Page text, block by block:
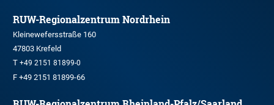
RUW-Regionalzentrum Nordrhein
Kleinewefersstraße 160
47803 Krefeld
T +49 2151 81899-0
F +49 2151 81899-66